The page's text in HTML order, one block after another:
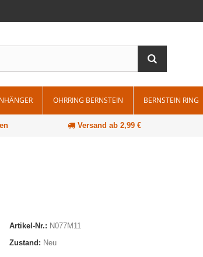
OHRRING BERNSTEIN BERNSTEIN RING
Versand ab 2,99 €
Artikel-Nr.: N077M11
Zustand: Neu